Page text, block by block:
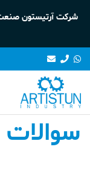
شرکت آرتیستون